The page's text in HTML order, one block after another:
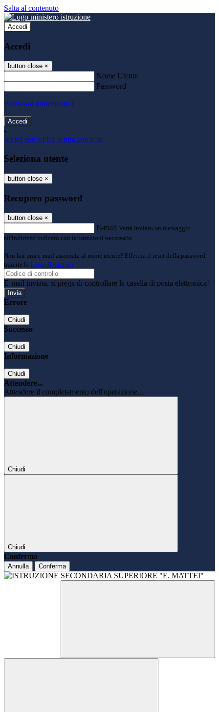
Salta al contenuto
Accedi
Accedi
button close ×
Nome Utente
Password
Password dimenticata?
-
Entra con SPID Entra con CIE
Seleziona utente
button close ×
Recupero password
button close ×
E-mail Verrà inviato un messaggio
all'indirizzo indicato con le istruzioni necessarie.
Non hai una e-mail associata al nome utente? Effettua il reset della password
tramite la Login Spaggiari
E-mail inviata, si prega di controllare la casella di posta elettronica!
Errore
Chiudi
Successo
Chiudi
Informazione
Chiudi
Attendere...
Attendere il completamento dell'operazione...
Chiudi
Chiudi
Conferma
Annulla Conferma